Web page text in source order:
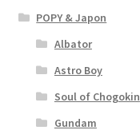
POPY & Japon
Albator
Astro Boy
Soul of Chogokin
Gundam